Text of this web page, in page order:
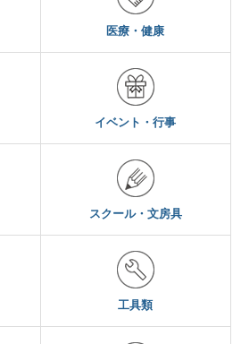
医療・健康
イベント・行事
スクール・文房具
工具類